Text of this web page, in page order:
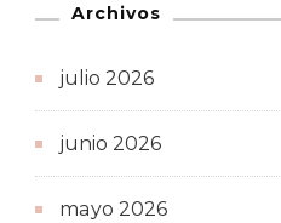
Archivos
julio 2026
junio 2026
mayo 2026